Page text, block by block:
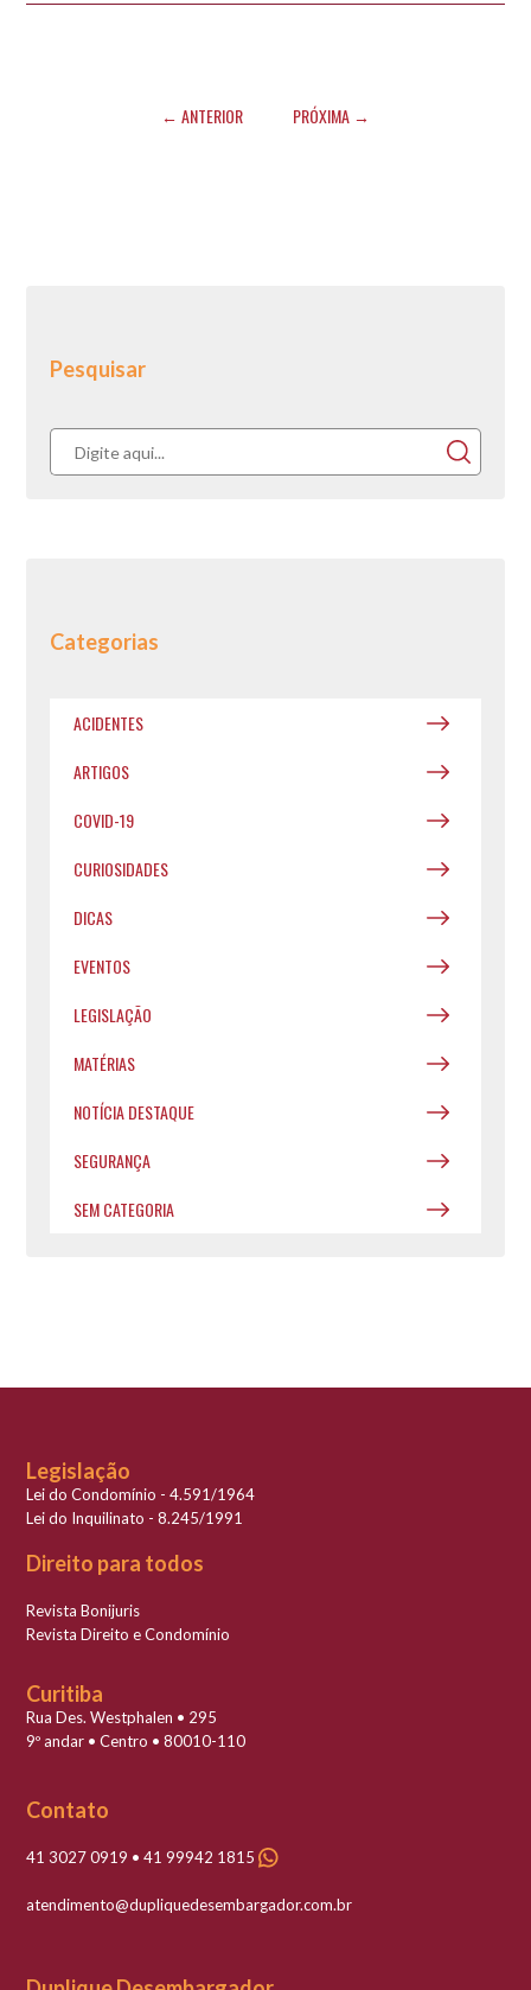
← ANTERIOR PRÓXIMA →
Pesquisar
Categorias
ACIDENTES
ARTIGOS
COVID-19
CURIOSIDADES
DICAS
EVENTOS
LEGISLAÇÃO
MATÉRIAS
NOTÍCIA DESTAQUE
SEGURANÇA
SEM CATEGORIA
Legislação
Lei do Condomínio - 4.591/1964
Lei do Inquilinato - 8.245/1991
Direito para todos
Revista Bonijuris
Revista Direito e Condomínio
Curitiba
Rua Des. Westphalen • 295
9º andar • Centro • 80010-110
Contato
41 3027 0919 • 41 99942 1815
atendimento@dupliquedesembargador.com.br